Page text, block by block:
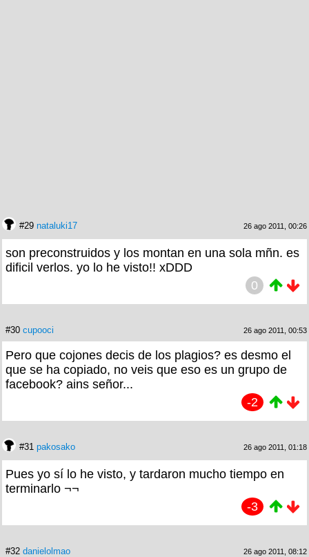
#29 nataluki17 26 ago 2011, 00:26
son preconstruidos y los montan en una sola mñn. es
dificil verlos. yo lo he visto!! xDDD
0
#30 cupooci 26 ago 2011, 00:53
Pero que cojones decis de los plagios? es desmo el
que se ha copiado, no veis que eso es un grupo de
facebook? ains señor...
-2
#31 pakosako 26 ago 2011, 01:18
Pues yo sí lo he visto, y tardaron mucho tiempo en
terminarlo ¬¬
-3
#32 danielolmao 26 ago 2011, 08:12